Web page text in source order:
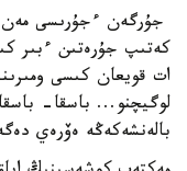
جۇرگەن ءجۇرىسى مەن
كەتىپ جۇرەتىن ءبىر
ات قويعان كىسى
لوگيچنو... باسقا-
بالەنشەكەڭە ەۆرەي